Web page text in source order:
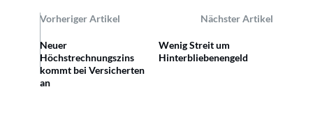
Vorheriger Artikel Nächster Artikel
Neuer
Höchstrechnungszins
kommt bei Versicherten
an
Wenig Streit um
Hinterbliebenengeld